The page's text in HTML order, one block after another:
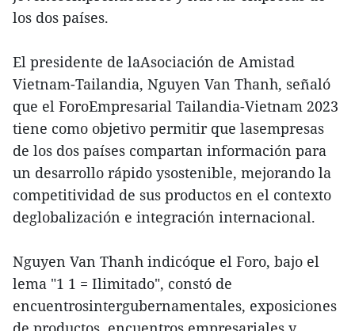
los dos países.
El presidente de laAsociación de Amistad
Vietnam-Tailandia, Nguyen Van Thanh, señaló
que el ForoEmpresarial Tailandia-Vietnam 2023
tiene como objetivo permitir que lasempresas
de los dos países compartan información para
un desarrollo rápido ysostenible, mejorando la
competitividad de sus productos en el contexto
deglobalización e integración internacional.
Nguyen Van Thanh indicóque el Foro, bajo el
lema "1 1 = Ilimitado", constó de
encuentrosintergubernamentales, exposiciones